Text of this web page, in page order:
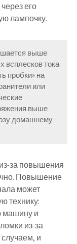
его
лампочку.
выше
всплесков тока
пробки» на
или
выше
домашнему
за повышения
Повышение
может
технику:
машину и
из-за
и